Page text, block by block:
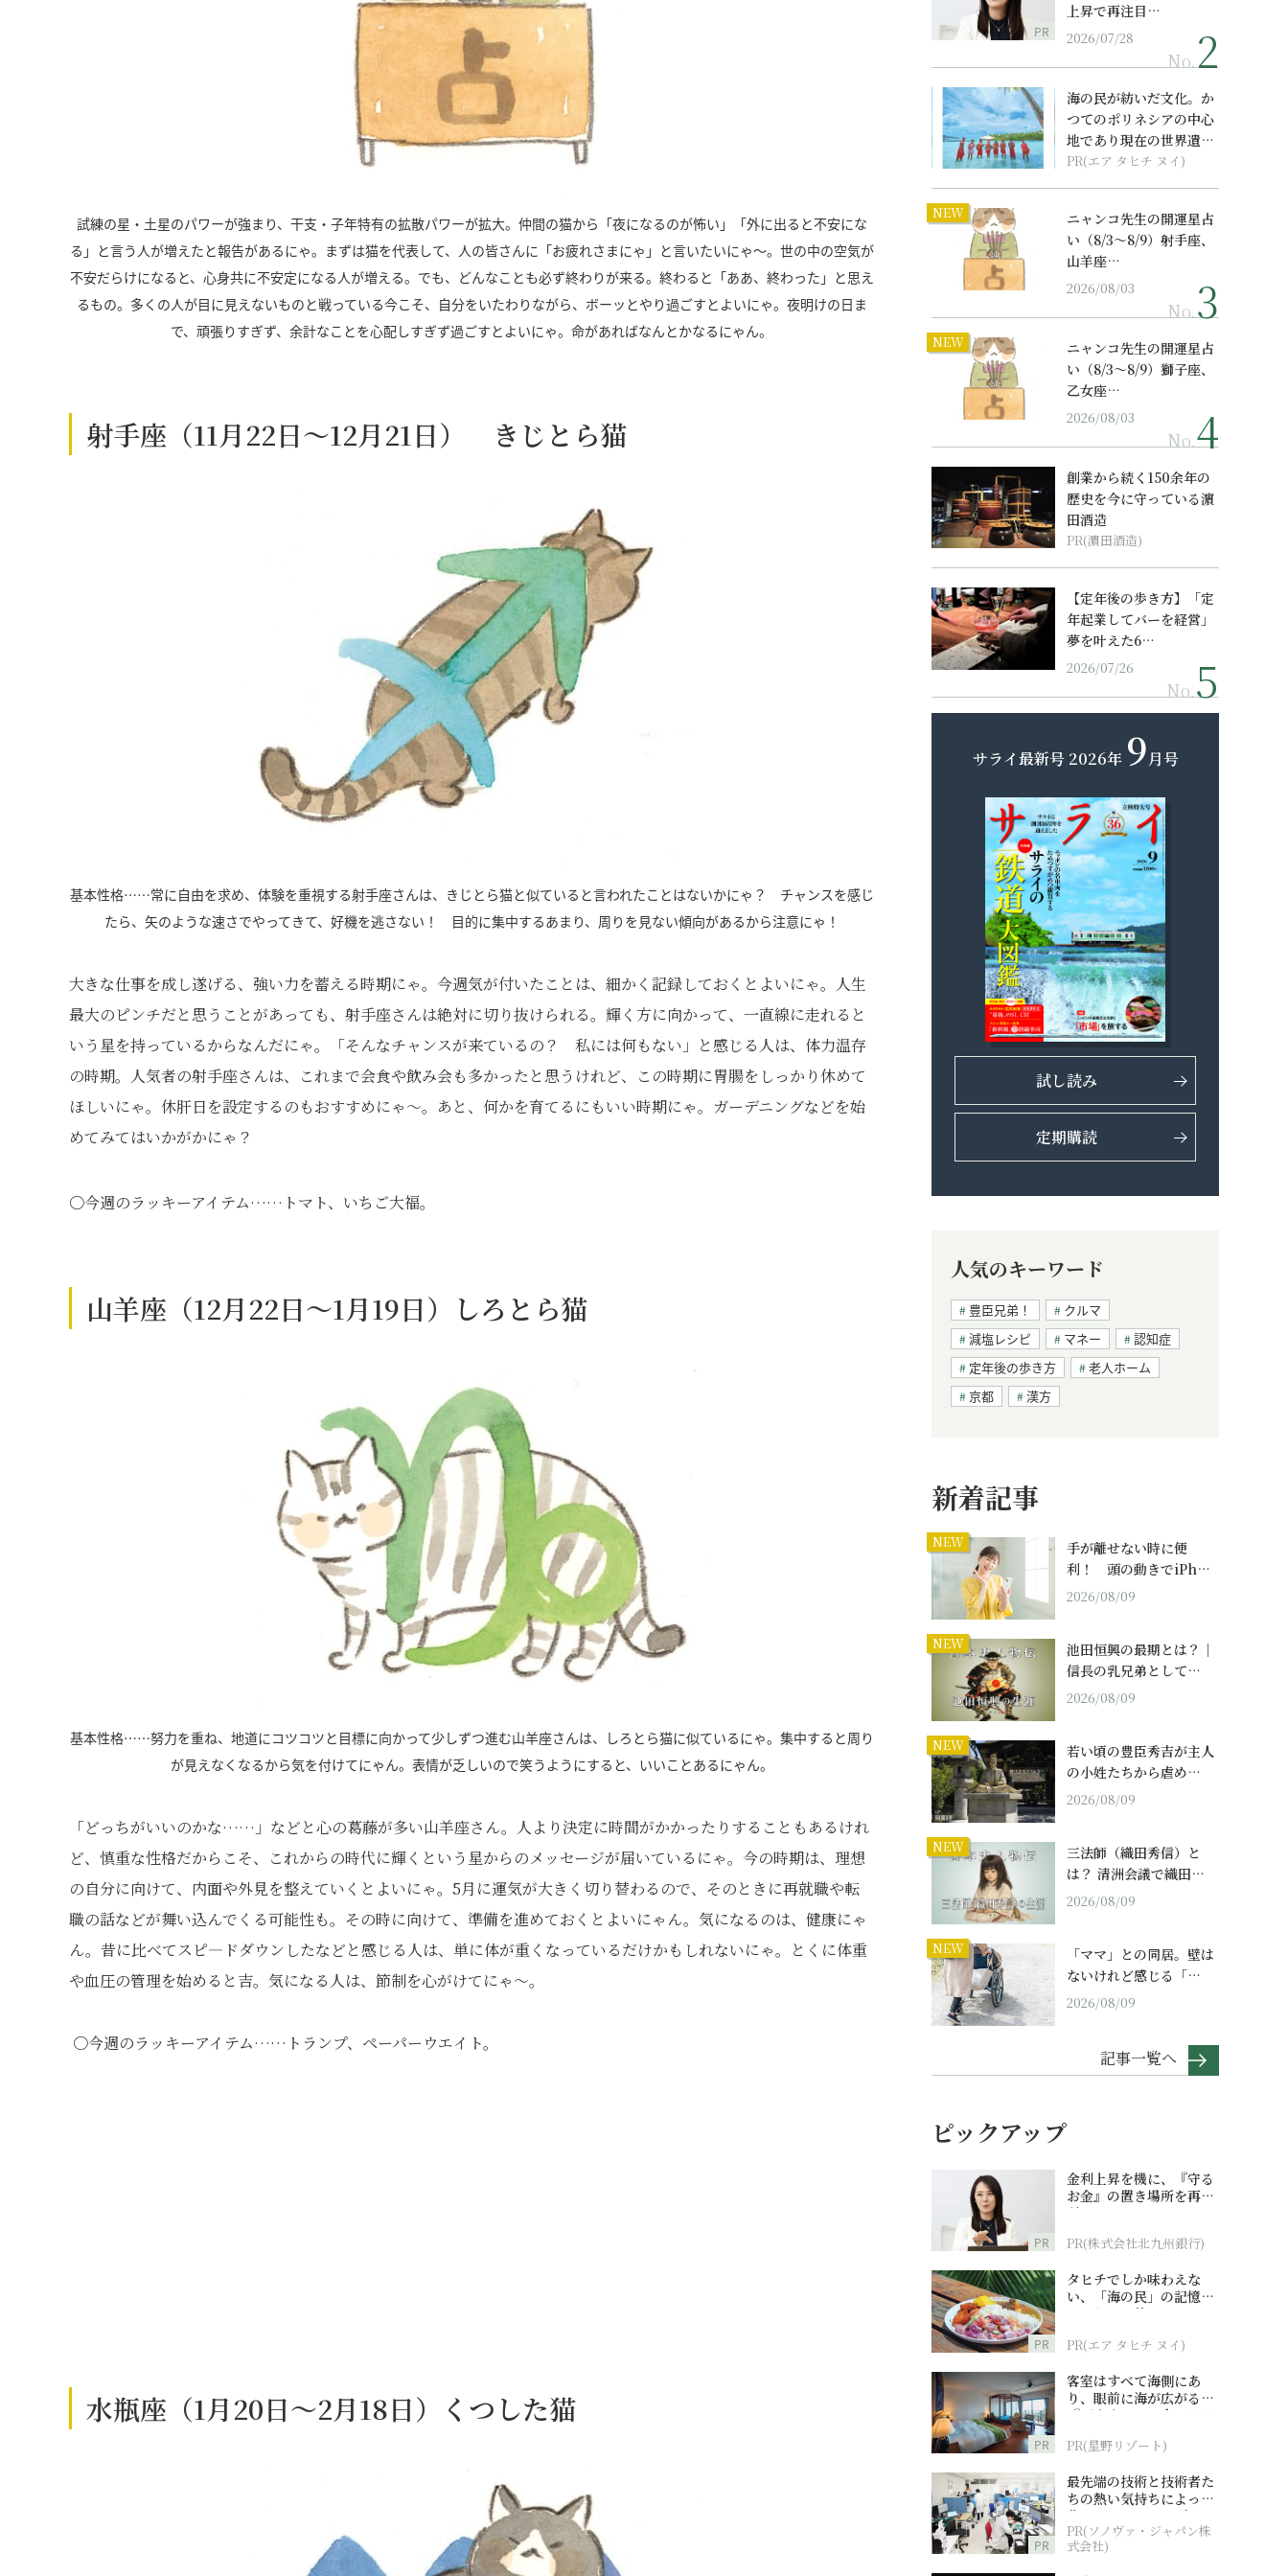
試練の星・土星のパワーが強まり、干支・子年特有の拡散パワーが拡大。仲間の猫から「夜になるのが怖い」「外に出ると不安にな
る」と言う人が増えたと報告があるにゃ。まずは猫を代表して、人の皆さんに「お疲れさまにゃ」と言いたいにゃ～。世の中の空気が
不安だらけになると、心身共に不安定になる人が増える。でも、どんなことも必ず終わりが来る。終わると「ああ、終わった」と思え
るもの。多くの人が目に見えないものと戦っている今こそ、自分をいたわりながら、ボーッとやり過ごすとよいにゃ。夜明けの日ま
で、頑張りすぎず、余計なことを心配しすぎず過ごすとよいにゃ。命があればなんとかなるにゃん。
射手座（11月22日～12月21日） きじとら猫
基本性格……常に自由を求め、体験を重視する射手座さんは、きじとら猫と似ていると言われたことはないかにゃ？ チャンスを感じ
たら、矢のような速さでやってきて、好機を逃さない！ 目的に集中するあまり、周りを見ない傾向があるから注意にゃ！
大きな仕事を成し遂げる、強い力を蓄える時期にゃ。今週気が付いたことは、細かく記録しておくとよいにゃ。人生
最大のピンチだと思うことがあっても、射手座さんは絶対に切り抜けられる。輝く方に向かって、一直線に走れると
いう星を持っているからなんだにゃ。「そんなチャンスが来ているの？ 私には何もない」と感じる人は、体力温存
の時期。人気者の射手座さんは、これまで会食や飲み会も多かったと思うけれど、この時期に胃腸をしっかり休めて
ほしいにゃ。休肝日を設定するのもおすすめにゃ～。あと、何かを育てるにもいい時期にゃ。ガーデニングなどを始
めてみてはいかがかにゃ？
〇今週のラッキーアイテム……トマト、いちご大福。
山羊座（12月22日～1月19日）しろとら猫
基本性格……努力を重ね、地道にコツコツと目標に向かって少しずつ進む山羊座さんは、しろとら猫に似ているにゃ。集中すると周り
が見えなくなるから気を付けてにゃん。表情が乏しいので笑うようにすると、いいことあるにゃん。
「どっちがいいのかな……」などと心の葛藤が多い山羊座さん。人より決定に時間がかかったりすることもあるけれ
ど、慎重な性格だからこそ、これからの時代に輝くという星からのメッセージが届いているにゃ。今の時期は、理想
の自分に向けて、内面や外見を整えていくとよいにゃ。5月に運気が大きく切り替わるので、そのときに再就職や転
職の話などが舞い込んでくる可能性も。その時に向けて、準備を進めておくとよいにゃん。気になるのは、健康にゃ
ん。昔に比べてスピ―ドダウンしたなどと感じる人は、単に体が重くなっているだけかもしれないにゃ。とくに体重
や血圧の管理を始めると吉。気になる人は、節制を心がけてにゃ～。
〇今週のラッキーアイテム……トランプ、ペーパーウエイト。
水瓶座（1月20日～2月18日）くつした猫
PR
上昇で再注目…
2026/07/28
No.
海の民が紡いだ文化。か
つてのポリネシアの中心
地であり現在の世界遺産
からみえてくる...
PR(エア タヒチ ヌイ)
NEW
ニャンコ先生の開運星占
い（8/3～8/9）射手座、
山羊座…
2026/08/03
No.
NEW
ニャンコ先生の開運星占
い（8/3～8/9）獅子座、
乙女座…
2026/08/03
No.
創業から続く150余年の
歴史を今に守っている濵
田酒造
PR(濵田酒造)
【定年後の歩き方】「定
年起業してバーを経営」
夢を叶えた6…
2026/07/26
No.
サライ最新号 2026年 9月号
試し読み
定期購読
人気のキーワード
豊臣兄弟！
クルマ
減塩レシピ
マネー
認知症
定年後の歩き方
老人ホーム
京都
漢方
新着記事
NEW
手が離せない時に便
利！ 頭の動きでiPh…
2026/08/09
NEW
池田恒興の最期とは？｜
信長の乳兄弟として…
2026/08/09
NEW
若い頃の豊臣秀吉が主人
の小姓たちから虐め…
2026/08/09
NEW
三法師（織田秀信）と
は？ 清洲会議で織田…
2026/08/09
NEW
「ママ」との同居。壁は
ないけれど感じる「…
2026/08/09
記事一覧へ
ピックアップ
PR
金利上昇を機に、『守る
お金』の置き場所を再検
討
PR(株式会社北九州銀行)
PR
タヒチでしか味わえな
い、「海の民」の記憶へ
とつながる旅
PR(エア タヒチ ヌイ)
PR
客室はすべて海側にあ
り、眼前に海が広がる
『西表島ホテル by 星野
PR(星野リゾート)
PR
最先端の技術と技術者た
ちの熱い気持ちによって
作られているオーダーメ
イド補聴器
PR(ソノヴァ・ジャパン株
式会社)